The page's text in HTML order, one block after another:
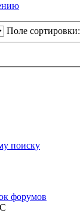
Поле сортировки:
поиску
форумов